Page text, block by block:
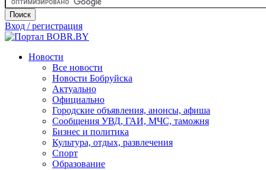
Поиск
Вход / регистрация
Новости
Все новости
Новости Бобруйска
Актуально
Официально
Городские объявления, анонсы, афиша
Сообщения УВД, ГАИ, МЧС, таможня
Бизнес и политика
Культура, отдых, развлечения
Спорт
Образование